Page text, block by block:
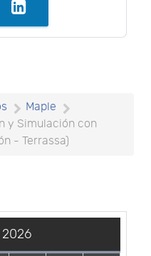
Maple
y Simulación con
- Terrassa)
2026